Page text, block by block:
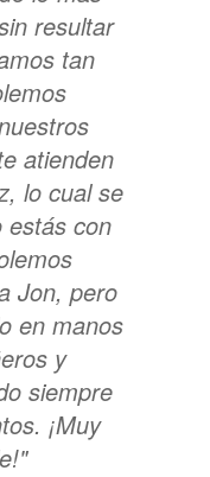
resultar
tan
atienden
lo cual se
estás con
Jon, pero
en manos
y
siempre
¡Muy